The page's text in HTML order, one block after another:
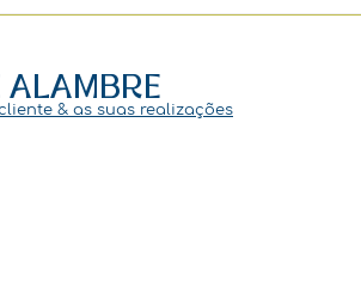
ALAMBRE
& as suas realizações